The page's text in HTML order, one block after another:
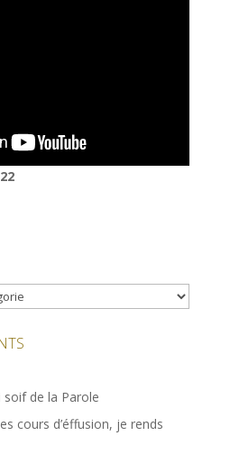
soif de la Parole
cours d’éffusion, je rends